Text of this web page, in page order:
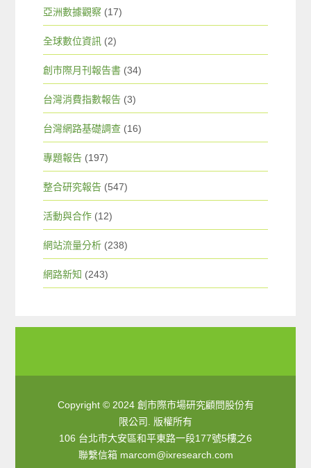
亞洲數據觀察 (17)
全球數位資訊 (2)
創市際月刊報告書 (34)
台灣消費指數報告 (3)
台灣網路基礎調查 (16)
專題報告 (197)
整合研究報告 (547)
活動與合作 (12)
網站流量分析 (238)
網路新知 (243)
Copyright © 2024 創市際市場研究顧問股份有
限公司. 版權所有
106 台北市大安區和平東路一段177號5樓之6
聯繫信箱 marcom@ixresearch.com